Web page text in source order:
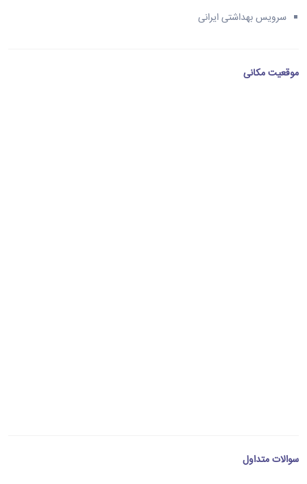
سرویس بهداشتی ایرانی
موقعیت مکانی
سوالات متداول